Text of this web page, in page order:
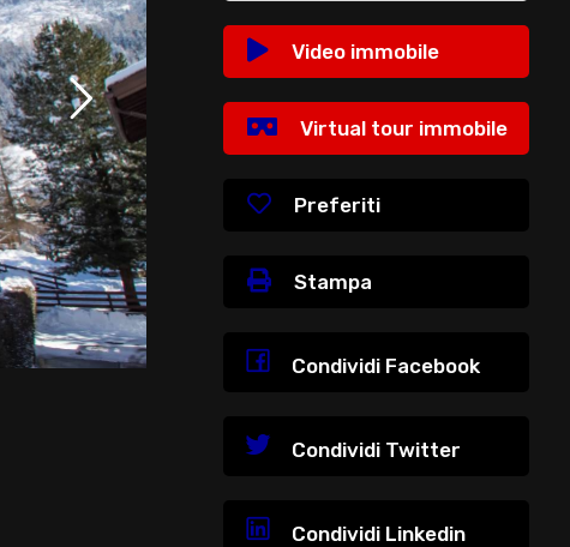
Video immobile
Virtual tour immobile
Preferiti
Stampa
Condividi Facebook
Condividi Twitter
Condividi Linkedin